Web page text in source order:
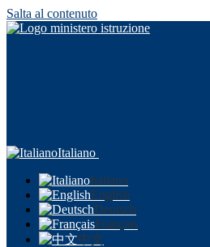
Salta al contenuto
Italiano
Italiano
English
Deutsch
Français
中文